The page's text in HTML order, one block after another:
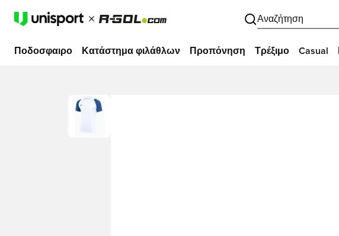
Αναζήτηση
Ποδοσφαιρο Κατάστημα φιλάθλων Προπόνηση Τρέξιμο Casual